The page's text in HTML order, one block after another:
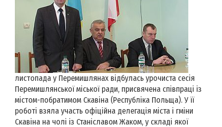
листопада у Перемишлянах відбулась урочиста сесія
Перемишлянської міської ради, присвячена співпраці із
містом-побратимом Скавіна (Республіка Польща). У її
роботі взяла участь офіційна делегація міста і гміни
Скавіна на чолі із Станіславом Жаком, у складі якої